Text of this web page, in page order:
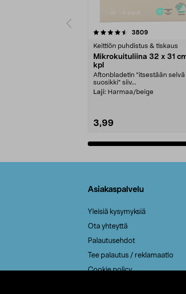
3809arvostelut
Keittiön puhdistus & tiskaus
Mikrokuituliina 32 x 31
kpl
Aftonbladetin "itsestään selvä
suosikki" siiv...
Laji: Harmaa/beige
3,99
4.5viidestä
Asiakaspalvelu
Yleisiä kysymyksiä
Ota yhteyttä
Palautusehdot
Tee palautus / reklamaatio
Cookie policy